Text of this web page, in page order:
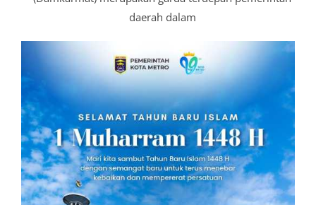
daerah dalam